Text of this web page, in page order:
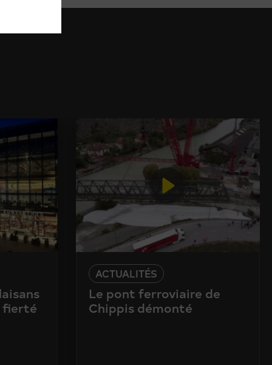
fierté
ACTUALITÉS
Le pont ferroviaire de
Chippis démonté